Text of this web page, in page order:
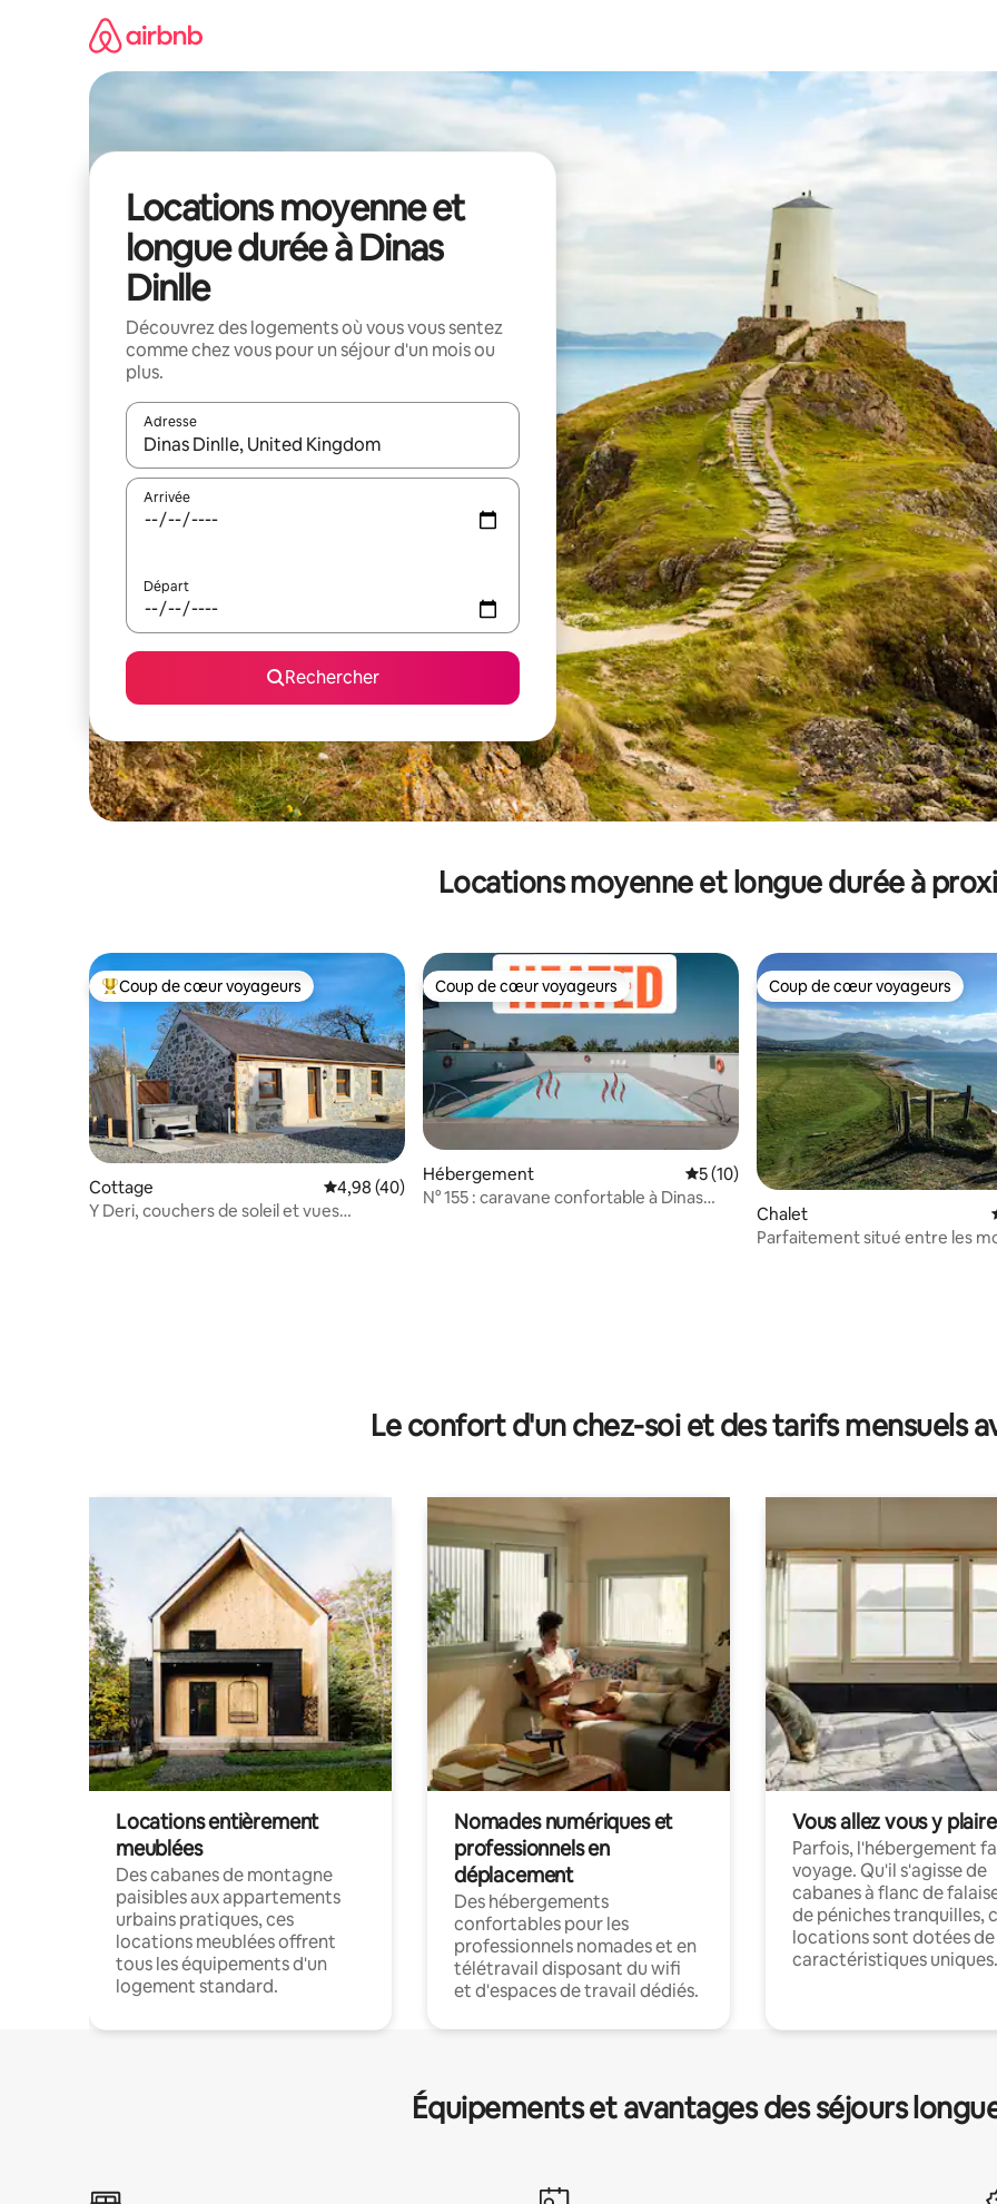
Locations moyenne et
longue durée à Dinas
Dinlle
Découvrez des logements où vous vous sentez
comme chez vous pour un séjour d'un mois ou
plus.
Adresse
Lorsque les résultats s'affichent, utilisez les flèches vers le haut et vers le bas pour les parcourir ou en appuyant et en
Arrivée
Départ
Rechercher
Locations moyenne et longue durée à
Coups de cœur voyageurs les plus appréciés
Coup de cœur voyageurs
Cottage Évaluation moyenne sur la base de 40 commentaires : 4,98 sur 5
4,98 (40)
Y Deri, couchers de soleil et vues
Coup de cœur voyageurs
Coup de cœur voyageurs
Hébergement Évaluation moyenne sur la base de 10
5 (10)
N° 155 : caravane confortable à Dinas
Coup de cœur voyageurs
Coup de cœur voyageurs
Chalet
Parfaitement situé entre les
Le confort d'un chez-soi et des tarifs mensuels
Locations entièrement
meublées
Des cabanes de montagne
paisibles aux appartements
urbains pratiques, ces
locations meublées offrent
tous les équipements d'un
logement standard.
Nomades numériques et
professionnels en
déplacement
Des hébergements
confortables pour les
professionnels nomades et en
télétravail disposant du wifi
et d'espaces de travail dédiés.
Vous allez vous y plaire
Parfois, l'hébergement
voyage. Qu'il s'agisse de
cabanes à flanc de
de péniches tranquilles,
locations sont dotées de
caractéristiques uniques.
Équipements et avantages des séjours